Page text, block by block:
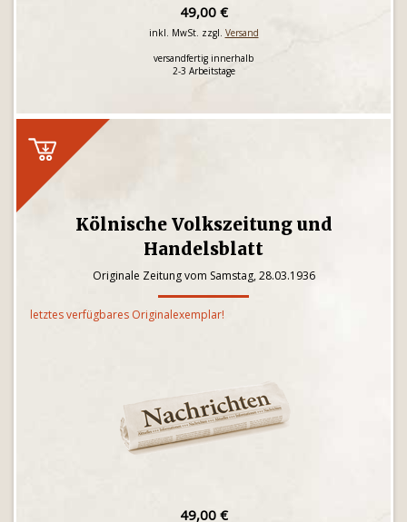
49,00 €
inkl. MwSt. zzgl. Versand
versandfertig innerhalb
2-3 Arbeitstage
Kölnische Volkszeitung und
Handelsblatt
Originale Zeitung vom Samstag, 28.03.1936
letztes verfügbares Originalexemplar!
49,00 €